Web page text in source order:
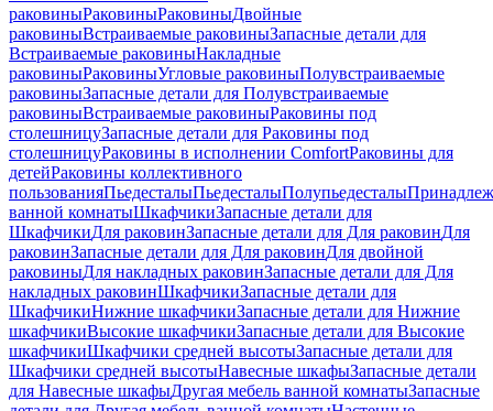
раковиныРаковиныРаковиныДвойные
раковиныВстраиваемые раковиныЗапасные детали для
Встраиваемые раковиныНакладные
раковиныРаковиныУгловые раковиныПолувстраиваемые
раковиныЗапасные детали для Полувстраиваемые
раковиныВстраиваемые раковиныРаковины под
столешницуЗапасные детали для Раковины под
столешницуРаковины в исполнении ComfortPаковины для
детейРаковины коллективного
пользованияПьедесталыПьедесталыПолупьедесталы
ванной комнатыШкафчикиЗапасные детали для
ШкафчикиДля раковинЗапасные детали для Для раковинДля
раковинЗапасные детали для Для раковинДля двойной
раковиныДля накладных pаковинЗапасные детали для Для
накладных pаковинШкафчикиЗапасные детали для
ШкафчикиНижние шкафчикиЗапасные детали для Нижние
шкафчикиВысокие шкафчикиЗапасные детали для Высокие
шкафчикиШкафчики средней высотыЗапасные детали для
Шкафчики средней высотыНавесные шкафыЗапасные детали
для Навесные шкафыДругая мебель ванной комнатыЗапасные